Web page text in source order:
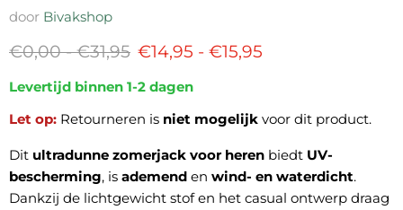
door Bivakshop
Oorspronkelijke prijs
€0,00-Oorspronkelijke prijs
€31,95 €14,95 - €15,95
Levertijd binnen 1-2 dagen
Let op: Retourneren is niet mogelijk voor dit product.
Dit ultradunne zomerjack voor heren biedt UV-
bescherming, is ademend en wind- en waterdicht.
Dankzij de lichtgewicht stof en het casual ontwerp draag